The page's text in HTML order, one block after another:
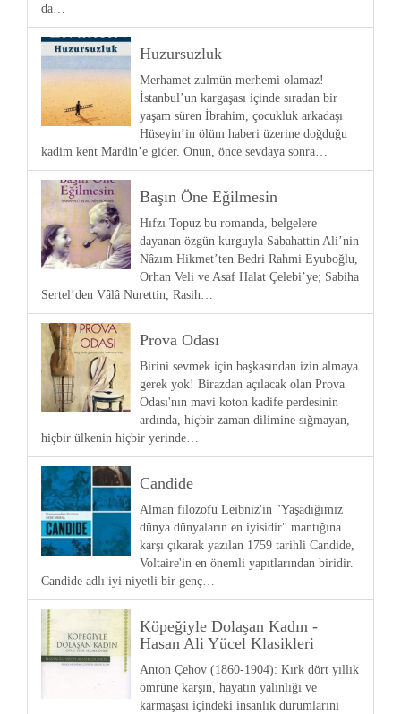
da…
Huzursuzluk
Merhamet zulmün merhemi olamaz!
İstanbul’un kargaşası içinde sıradan bir
yaşam süren İbrahim, çocukluk arkadaşı
Hüseyin’in ölüm haberi üzerine doğduğu
kadim kent Mardin’e gider. Onun, önce sevdaya sonra…
Başın Öne Eğilmesin
Hıfzı Topuz bu romanda, belgelere
dayanan özgün kurguyla Sabahattin Ali’nin
Nâzım Hikmet’ten Bedri Rahmi Eyuboğlu,
Orhan Veli ve Asaf Halat Çelebi’ye; Sabiha
Sertel’den Vâlâ Nurettin, Rasih…
Prova Odası
Birini sevmek için başkasından izin almaya
gerek yok! Birazdan açılacak olan Prova
Odası'nın mavi koton kadife perdesinin
ardında, hiçbir zaman dilimine sığmayan,
hiçbir ülkenin hiçbir yerinde…
Candide
Alman filozofu Leibniz'in "Yaşadığımız
dünya dünyaların en iyisidir" mantığına
karşı çıkarak yazılan 1759 tarihli Candide,
Voltaire'in en önemli yapıtlarından biridir.
Candide adlı iyi niyetli bir genç…
Köpeğiyle Dolaşan Kadın -
Hasan Ali Yücel Klasikleri
Anton Çehov (1860-1904): Kırk dört yıllık
ömrüne karşın, hayatın yalınlığı ve
karmaşası içindeki insanlık durumlarını